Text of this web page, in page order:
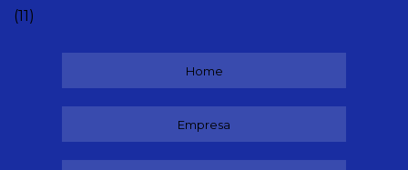
(11)
Home
Empresa